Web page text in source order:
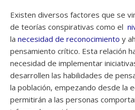
Existen diversos factores que se
de teorías conspirativas como el
la necesidad de reconocimiento y
pensamiento crítico. Esta relación
necesidad de implementar
desarrollen las habilidades de
la población, empezando desde la
permitirán a las personas